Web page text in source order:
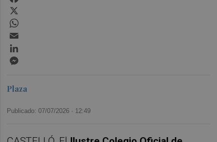
Plaza
Publicado: 07/07/2026 · 12:49